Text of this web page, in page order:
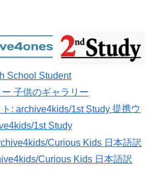
School Student
子供のギャラリー
提携ウ
1st Study
Curious Kids 日本語訳